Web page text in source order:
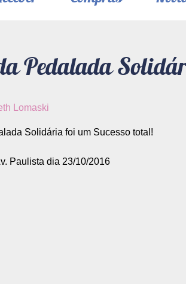
Pedalada
Lomaski
Solidária foi um Sucesso total!
Paulista dia 23/10/2016